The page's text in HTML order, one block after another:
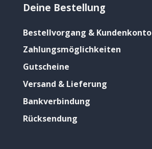
Deine Bestellung
Bestellvorgang & Kundenkonto
Zahlungsmöglichkeiten
Gutscheine
Versand & Lieferung
Bankverbindung
Rücksendung